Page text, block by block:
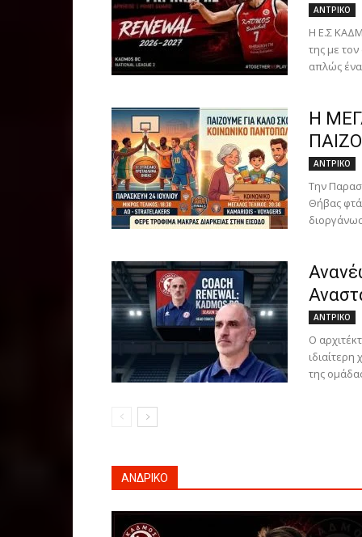
ΑΝTΡΙΚΟ
Η Ε.Σ
της με
απλώς
Η
ΑΝTΡΙΚΟ
Την
Θήβας
ΑΝTΡΙΚΟ
Ο
της
ΑΝΔΡΙΚΟ